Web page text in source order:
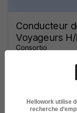
Conducteur
Voyageurs H/
Consortio
Cette offre n’est
Hellowork utilise
recherche